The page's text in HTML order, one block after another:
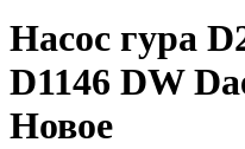
Насос гура
D1146 DW
Новое